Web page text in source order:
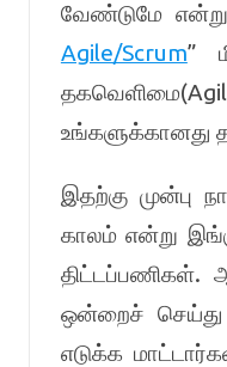
வேண்டுமே
Agile/Scrum”
தகவெளிமை
உங்களுக்கானது
இதற்கு முன்பு
காலம் என்று
திட்டப்பணிகள்.
ஒன்றைச்
எடுக்க